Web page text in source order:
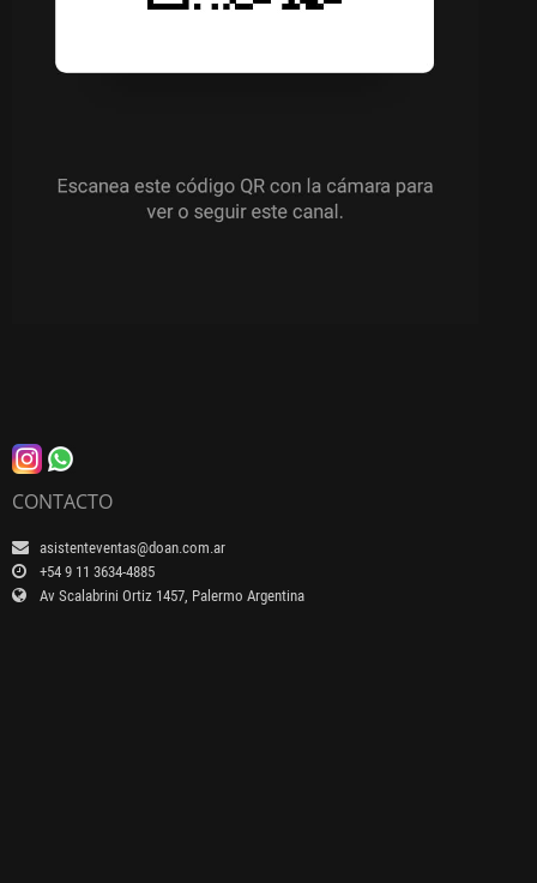
CONTACTO
asistenteventas@doan.com.ar
+54 9 11 3634-4885
Av Scalabrini Ortiz 1457, Palermo Argentina